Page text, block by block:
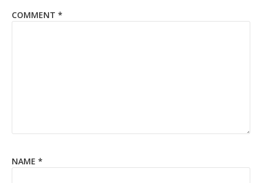
COMMENT *
NAME *